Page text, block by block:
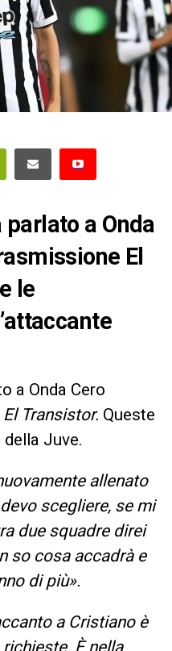
a Onda
El
le
a Onda Cero
El Transistor. Queste
della Juve.
allenato
scegliere, se mi
due squadre direi
so cosa accadrà e
di più».
a Cristiano è
È nella